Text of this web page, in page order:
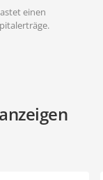
einen